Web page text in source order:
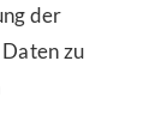
der
zu